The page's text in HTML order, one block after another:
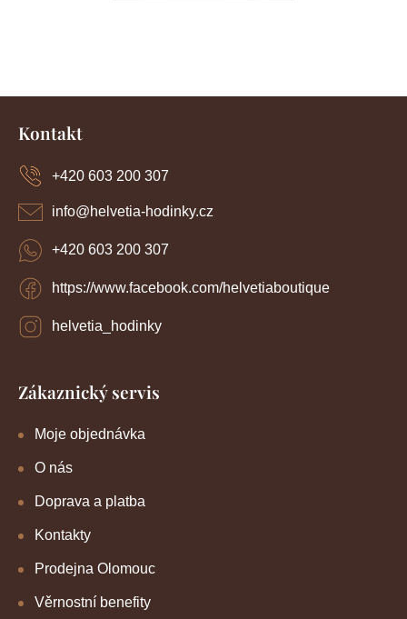
Kontakt
info@helvetia-hodinky.cz
+420 603 200 307
https://www.facebook.com/helvetiaboutique
helvetia_hodinky
+420 603 200 307
Zákaznický servis
Moje objednávka
O nás
Doprava a platba
Kontakty
Prodejna Olomouc
Věrnostní benefity